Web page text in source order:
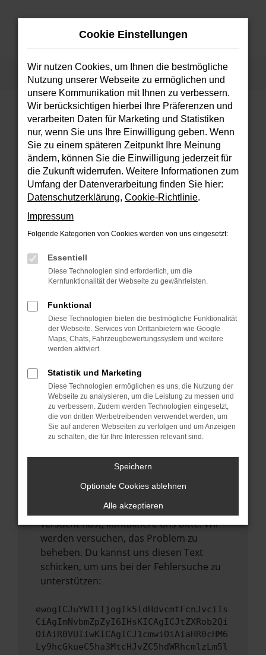
Zum
Startseite Fahrzeugsuche
FEHLER: NETWORK ERROR
Beim Laden ist ein Fehler aufgetreten.
Hier sind ein paar Tipps, die dir helfen können:
Überprüfe deine Firewall und deine
Internetverbindung.
Laden andere Webseiten, zum Beispiel
deine Suchmaschine?
Prüfe deine Browsererweiterungen.
Manche Erweiterungen, wie Werbeblocker,
können das Laden bestimmter Seiten
anderen Browser oder in einem privaten
Fenster?
Starte dein Gerät neu.
vorübergehende Probleme zu beheben.
Stelle sicher, dass dein Browser und dein
Betriebssystem auf dem neuesten Stand
sind.
Veraltete Software birgt nicht nur ein
führen, dass bestimmte Funktionen nicht
Wende dich an den Webseitenbetreiber.
Wenn du alle oben genannten Schritte
versucht hast, kontaktiere uns bitte. Wir
werden versuchen, das Problem zu
beheben. Du kannst uns diesen Text
schicken, um uns bei der Fehlersuche zu
unterstützen:
ewogICJuYW1lIjogIk5ldHdvcmtFcnJvciIs
CiAgImNvbmZpZyI6IHsKICAgICJtZXRob2Qi
OiAiR0VUIiwKICAgICJ1cmwiOiAiaHR0cHM6
Ly9hcGkueC5ha3MtcHJvZC5hdWRhcmlzLm5l
Cookie Einstellungen
Wir nutzen Cookies, um Ihnen die bestmögliche
Nutzung unserer Webseite zu ermöglichen und
unsere Kommunikation mit Ihnen zu verbessern.
Wir berücksichtigen hierbei Ihre Präferenzen und
verarbeiten Daten für Marketing und Statistiken
nur, wenn Sie uns Ihre Einwilligung geben. Wenn
Sie zu einem späteren Zeitpunkt Ihre Meinung
ändern, können Sie die Einwilligung jederzeit für
die Zukunft widerrufen. Weitere Informationen zum
Umfang der Datenverarbeitung finden Sie hier:
Datenschutzerklärung, Cookie-Richtlinie.
Impressum
Folgende Kategorien von Cookies werden von uns eingesetzt:
Essentiell
Diese Technologien sind erforderlich, um die
Kernfunktionalität der Webseite zu gewährleisten.
Funktional
Diese Technologien bieten die bestmögliche Funktionalität
der Webseite. Services von Drittanbietern wie Google
Maps, Chats, Fahrzeugbewertungssystem und weitere
werden aktiviert.
Statistik und Marketing
Diese Technologien ermöglichen es uns, die Nutzung der
Webseite zu analysieren, um die Leistung zu messen und
zu verbessern. Zudem werden Technologien eingesetzt,
die von dritten Werbetreibenden verwendet werden, um
Sie auf anderen Webseiten zu verfolgen und um Anzeigen
zu schalten, die für Ihre Interessen relevant sind.
Speichern
Optionale Cookies ablehnen
Alle akzeptieren